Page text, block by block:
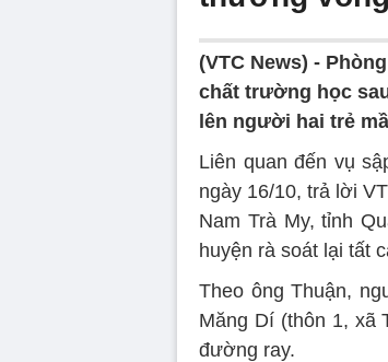
(VTC News) -
chất trường học
lên người hai trẻ
Liên quan đến vụ
ngày 16/10, trả lời
Nam Trà My, tỉnh
huyện rà soát lại tất
Theo ông Thuận,
Măng Dí (thôn 1, xã
đường ray.